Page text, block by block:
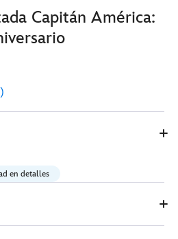
Capitán América:
en detalles